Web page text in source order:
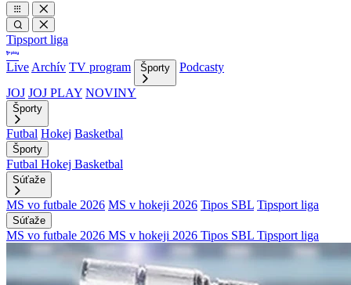
Tipsport liga
Live Archív TV program Športy
Podcasty
JOJ JOJ PLAY NOVINY
Športy
Futbal Hokej Basketbal
Športy
Futbal Hokej Basketbal
Súťaže
MS vo futbale 2026 MS v hokeji 2026 Tipos SBL Tipsport liga
Súťaže
MS vo futbale 2026 MS v hokeji 2026 Tipos SBL Tipsport liga